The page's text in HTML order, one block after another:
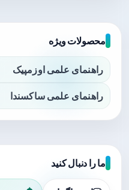
محصولات ویژه
راهنمای علمی اوزمپیک
راهنمای علمی ساکسندا
ما را دنبال کنید